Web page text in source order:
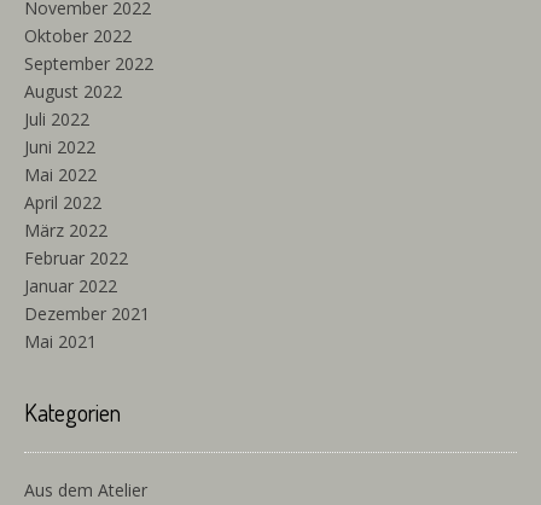
November 2022
Oktober 2022
September 2022
August 2022
Juli 2022
Juni 2022
Mai 2022
April 2022
März 2022
Februar 2022
Januar 2022
Dezember 2021
Mai 2021
Kategorien
Aus dem Atelier